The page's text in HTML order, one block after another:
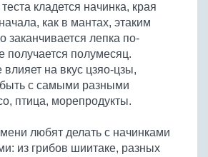
кладется начинка, края
как в мантах, этаким
заканчивается лепка по-
получается полумесяц.
влияет на вкус цзяо-цзы,
быть с самыми разными
птица, морепродукты.
любят делать с начинками
из грибов шиитаке, разных